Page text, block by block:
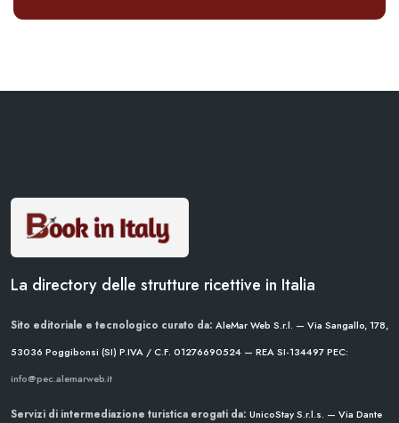
La directory delle strutture ricettive in Italia
Sito editoriale e tecnologico curato da: AleMar Web S.r.l. — Via Sangallo, 178,
53036 Poggibonsi (SI) P.IVA / C.F. 01276690524 — REA SI-134497PEC:
info@pec.alemarweb.it
Servizi di intermediazione turistica erogati da: UnicoStay S.r.l.s. — Via Dante